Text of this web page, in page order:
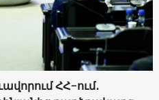
ՀՀ-ում․